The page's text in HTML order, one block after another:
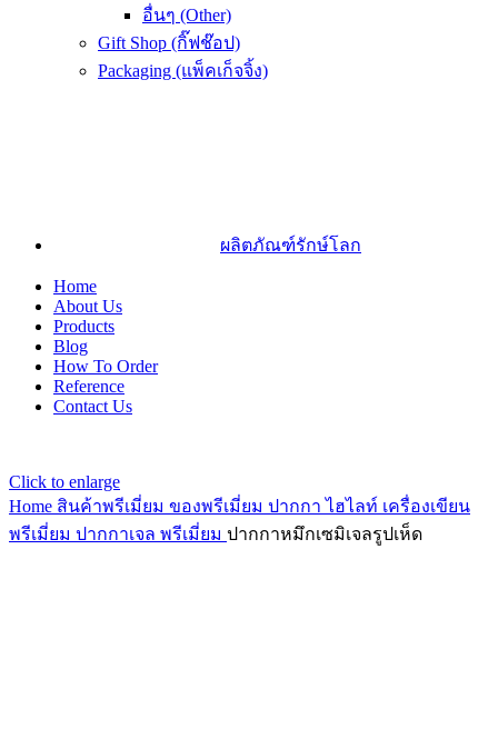
อื่นๆ (Other)
Gift Shop (กิ๊ฟช๊อป)
Packaging (แพ็คเก็จจิ้ง)
ผลิตภัณฑ์รักษ์โลก
Home
About Us
Products
Blog
How To Order
Reference
Contact Us
Click to enlarge
Home สินค้าพรีเมี่ยม ของพรีเมี่ยม ปากกา ไฮไลท์ เครื่องเขียน
พรีเมี่ยม ปากกาเจล พรีเมี่ยม ปากกาหมึกเซมิเจลรูปเห็ด